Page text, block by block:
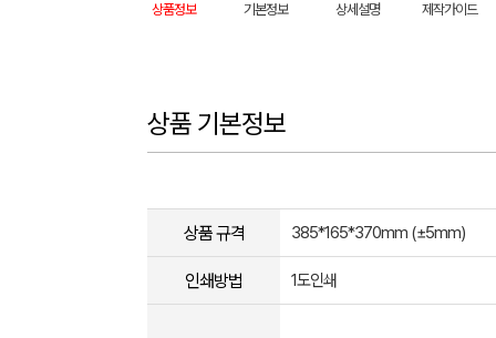
상품정보 기본정보 상세설명 제작가이드
상품 기본정보
상품 규격 385*165*370mm (±5mm)
인쇄방법 1도인쇄